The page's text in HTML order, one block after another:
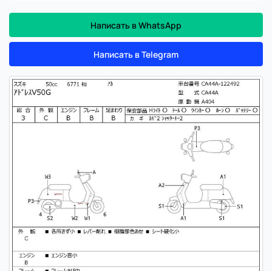
Написать в WhatsApp
Написать в Telegram